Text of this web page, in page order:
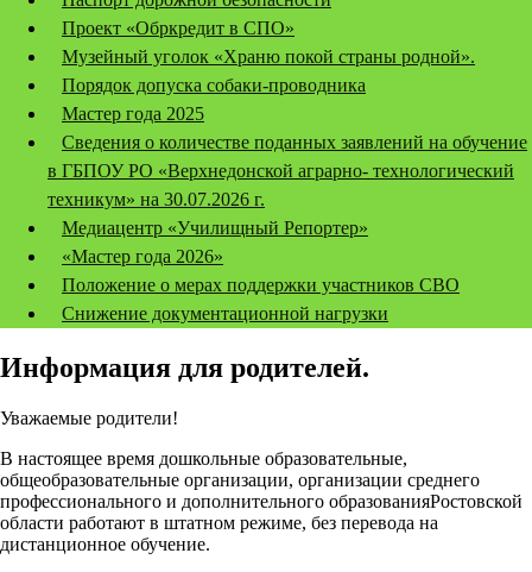
Проект «Обркредит в СПО»
Музейный уголок «Храню покой страны родной».
Порядок допуска собаки-проводника
Мастер года 2025
Сведения о количестве поданных заявлений на обучение
в ГБПОУ РО «Верхнедонской аграрно- технологический
техникум» на 30.07.2026 г.
Медиацентр «Училищный Репортер»
«Мастер года 2026»
Положение о мерах поддержки участников СВО
Снижение документационной нагрузки
Информация для родителей.
Уважаемые родители!
В настоящее время дошкольные образовательные,
общеобразовательные организации, организации среднего
профессионального и дополнительного образованияРостовской
области работают в штатном режиме, без перевода на
дистанционное обучение.